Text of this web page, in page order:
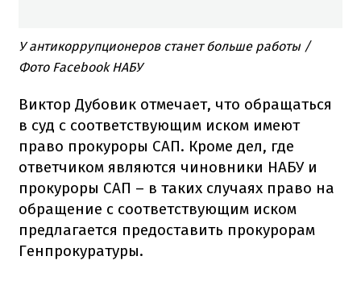
У антикоррупционеров станет больше работы /
Фото Facebook НАБУ
Виктор Дубовик отмечает, что обращаться
в суд с соответствующим иском имеют
право прокуроры САП. Кроме дел, где
ответчиком являются чиновники НАБУ и
прокуроры САП – в таких случаях право на
обращение с соответствующим иском
предлагается предоставить прокурорам
Генпрокуратуры.